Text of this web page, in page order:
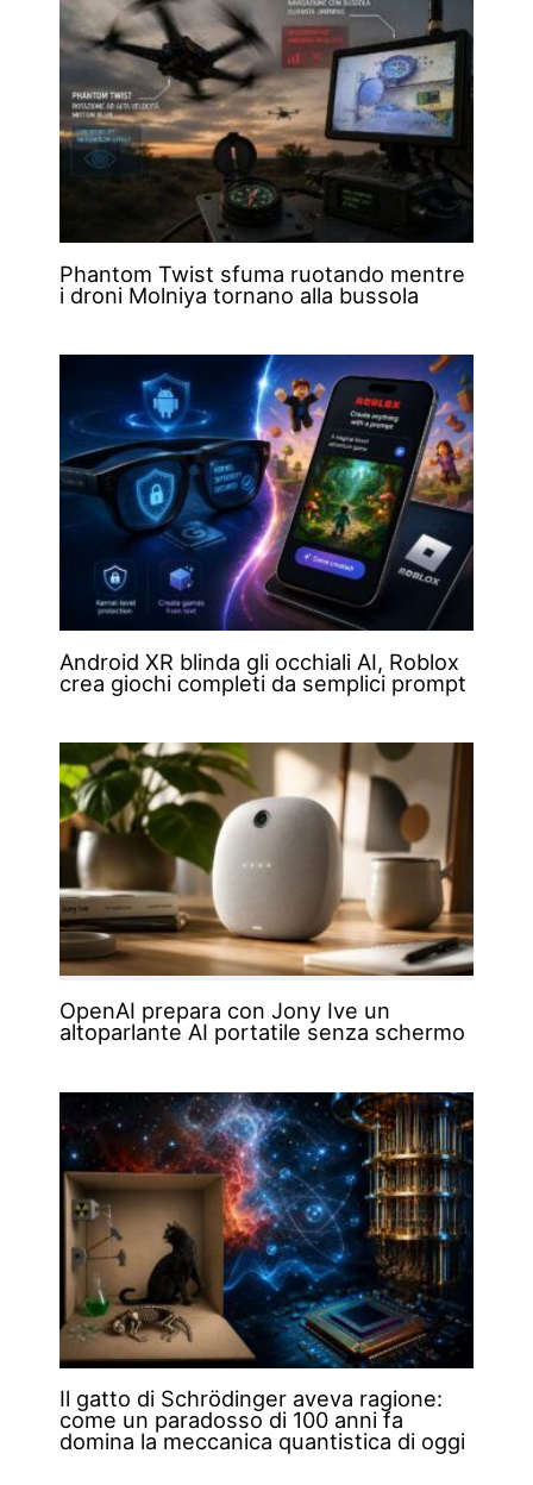
Phantom Twist sfuma ruotando mentre
i droni Molniya tornano alla bussola
Android XR blinda gli occhiali AI, Roblox
crea giochi completi da semplici prompt
OpenAI prepara con Jony Ive un
altoparlante AI portatile senza schermo
Il gatto di Schrödinger aveva ragione:
come un paradosso di 100 anni fa
domina la meccanica quantistica di oggi